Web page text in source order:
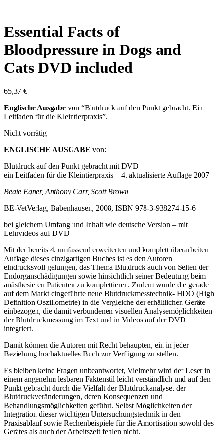
Essential Facts of
Bloodpressure in Dogs and
Cats DVD included
65,37 €
Englische Ausgabe von “Blutdruck auf den Punkt gebracht. Ein
Leitfaden für die Kleintierpraxis”.
Nicht vorrätig
ENGLISCHE AUSGABE von:
Blutdruck auf den Punkt gebracht mit DVD
ein Leitfaden für die Kleintierpraxis – 4. aktualisierte Auflage 2007
Beate Egner, Anthony Carr, Scott Brown
BE-VetVerlag, Babenhausen, 2008, ISBN 978-3-938274-15-6
bei gleichem Umfang und Inhalt wie deutsche Version – mit
Lehrvideos auf DVD
Mit der bereits 4. umfassend erweiterten und komplett überarbeiten
Auflage dieses einzigartigen Buches ist es den Autoren
eindrucksvoll gelungen, das Thema Blutdruck auch von Seiten der
Endorganschädigungen sowie hinsichtlich seiner Bedeutung beim
anästhesieren Patienten zu komplettieren. Zudem wurde die gerade
auf dem Markt eingeführte neue Blutdruckmesstechnik- HDO (High
Definition Oszillometrie) in die Vergleiche der erhältlichen Geräte
einbezogen, die damit verbundenen visuellen Analysemöglichkeiten
der Blutdruckmessung im Text und in Videos auf der DVD
integriert.
Damit können die Autoren mit Recht behaupten, ein in jeder
Beziehung hochaktuelles Buch zur Verfügung zu stellen.
Es bleiben keine Fragen unbeantwortet, Vielmehr wird der Leser in
einem angenehm lesbaren Faktenstil leicht verständlich und auf den
Punkt gebracht durch die Vielfalt der Blutdruckanalyse, der
Blutdruckveränderungen, deren Konsequenzen und
Behandlungsmöglichkeiten geführt. Selbst Möglichkeiten der
Integration dieser wichtigen Untersuchungstechnik in den
Praxisablauf sowie Rechenbeispiele für die Amortisation sowohl des
Gerätes als auch der Arbeitszeit fehlen nicht.